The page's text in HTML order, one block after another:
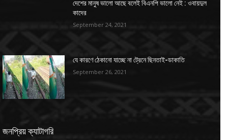
দেশের মানুষ ভালো আছে বলেই বিএনপি ভালো নেই : ওবায়দুল
কাদের
September 24, 2021
যে কারণে ঠেকানো যাচ্ছে না ট্রেনে ছিনতাই-ডাকাতি
September 26, 2021
জনপ্রিয় ক্যাটাগরি